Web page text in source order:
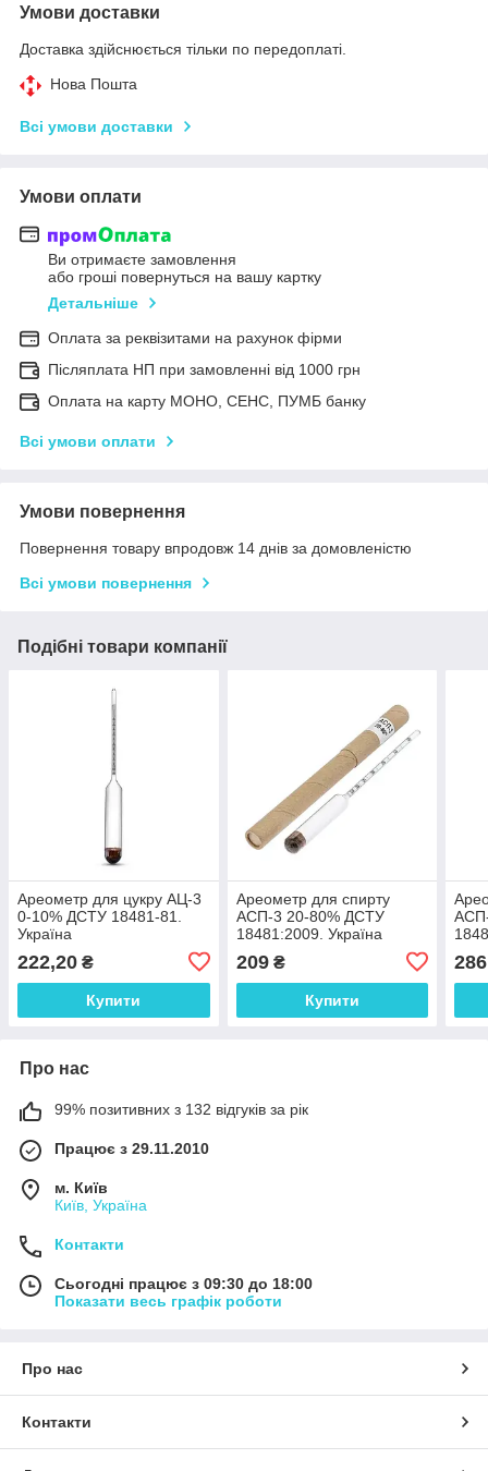
Умови доставки
Доставка здійснюється тільки по передоплаті.
Нова Пошта
Всі умови доставки
Умови оплати
Ви отримаєте замовлення
або гроші повернуться на вашу картку
Детальніше
Оплата за реквізитами на рахунок фірми
Післяплата НП при замовленні від 1000 грн
Оплата на карту МОНО, СЕНС, ПУМБ банку
Всі умови оплати
Умови повернення
Повернення товару впродовж 14 днів за домовленістю
Всі умови повернення
Подібні товари компанії
Ареометр для цукру АЦ-3
0-10% ДСТУ 18481-81.
Україна
222,20 ₴
Купити
Ареометр для спирту
АСП-3 20-80% ДСТУ
18481:2009. Україна
209₴
Купити
286
Про нас
99% позитивних з 132 відгуків за рік
Працює з 29.11.2010
м. Київ
Київ, Україна
Контакти
Сьогодні працює з 09:30 до 18:00
Показати весь графік роботи
Про нас
Контакти